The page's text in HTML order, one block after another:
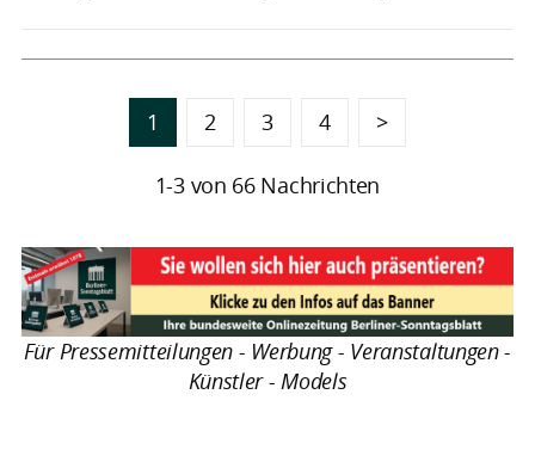
1 2 3 4 >
1-3 von 66 Nachrichten
Für Pressemitteilungen - Werbung - Veranstaltungen -
Künstler - Models